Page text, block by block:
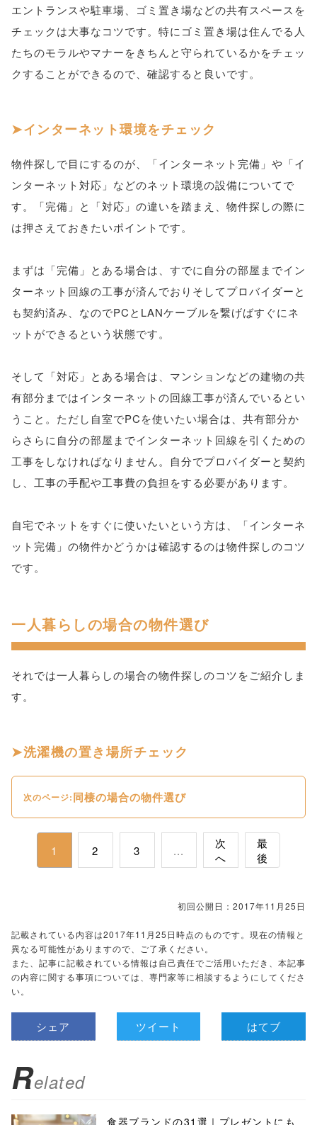
エントランスや駐車場、ゴミ置き場などの共有スペースを
チェックは大事なコツです。特にゴミ置き場は住んでる人
たちのモラルやマナーをきちんと守られているかをチェッ
クすることができるので、確認すると良いです。
インターネット環境をチェック
物件探しで目にするのが、「インターネット完備」や「イ
ンターネット対応」などのネット環境の設備についてで
す。「完備」と「対応」の違いを踏まえ、物件探しの際に
は押さえておきたいポイントです。
まずは「完備」とある場合は、すでに自分の部屋までイン
ターネット回線の工事が済んでおりそしてプロバイダーと
も契約済み、なのでPCとLANケーブルを繋げばすぐにネ
ットができるという状態です。
そして「対応」とある場合は、マンションなどの建物の共
有部分まではインターネットの回線工事が済んでいるとい
うこと。ただし自室でPCを使いたい場合は、共有部分か
らさらに自分の部屋までインターネット回線を引くための
工事をしなければなりません。自分でプロバイダーと契約
し、工事の手配や工事費の負担をする必要があります。
自宅でネットをすぐに使いたいという方は、「インターネ
ット完備」の物件かどうかは確認するのは物件探しのコツ
です。
一人暮らしの場合の物件選び
それでは一人暮らしの場合の物件探しのコツをご紹介しま
す。
洗濯機の置き場所チェック
次のページ:同棲の場合の物件選び
1 2 3 ...
次
へ
最
後
初回公開日：2017年11月25日
記載されている内容は2017年11月25日時点のものです。現在の情報と
異なる可能性がありますので、ご了承ください。
また、記事に記載されている情報は自己責任でご活用いただき、本記事
の内容に関する事項については、専門家等に相談するようにしてくださ
い。
シェア ツイート はてブ
Related
食器ブランドの31選｜プレゼントにも